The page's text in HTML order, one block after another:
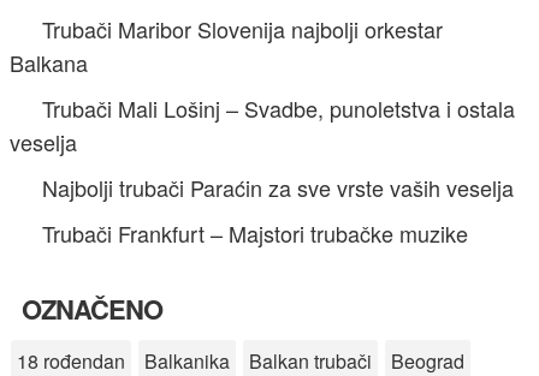
Trubači Maribor Slovenija najbolji orkestar
Balkana
Trubači Mali Lošinj – Svadbe, punoletstva i ostala
veselja
Najbolji trubači Paraćin za sve vrste vaših veselja
Trubači Frankfurt – Majstori trubačke muzike
OZNAČENO
18 rođendan Balkanika Balkan trubači
Beograd